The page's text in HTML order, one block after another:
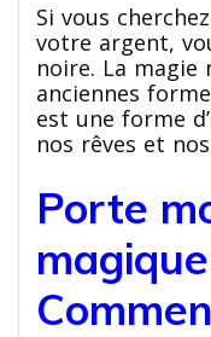
Si vous
votre argent,
noire. La magie
anciennes
est une forme
nos rêves et
Porte